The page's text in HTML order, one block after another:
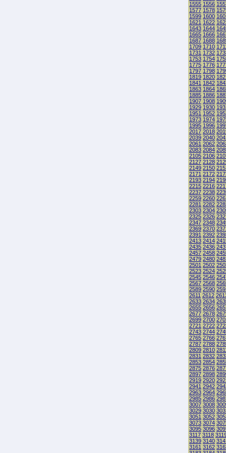
1555 1556
1577 1578
1599 1600
1621 1622
1643 1644
1665 1666
1687 1688
1709 1710
1731 1732
1753 1754
1775 1776
1797 1798
1819 1820
1841 1842
1863 1864
1885 1886
1907 1908
1929 1930
1951 1952
1973 1974
1995 1996
2017 2018
2039 2040
2061 2062
2083 2084
2105 2106
2127 2128
2149 2150
2171 2172
2193 2194
2215 2216
2237 2238
2259 2260
2281 2282
2303 2304
2325 2326
2347 2348
2369 2370
2391 2392
2413 2414
2435 2436
2457 2458
2479 2480
2501 2502
2523 2524
2545 2546
2567 2568
2589 2590
2611 2612
2633 2634
2655 2656
2677 2678
2699 2700
2721 2722
2743 2744
2765 2766
2787 2788
2809 2810
2831 2832
2853 2854
2875 2876
2897 2898
2919 2920
2941 2942
2963 2964
2985 2986
3007 3008
3029 3030
3051 3052
3073 3074
3095 3096
3117 3118
3139 3140
3161 3162